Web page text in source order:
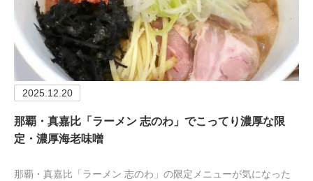
2025.12.20
那覇・真嘉比「ラーメン 志のわ」でこってり濃厚な限
定・濃厚海老味噌
那覇・真嘉比「ラーメン 志のわ」の限定メニューが気になった